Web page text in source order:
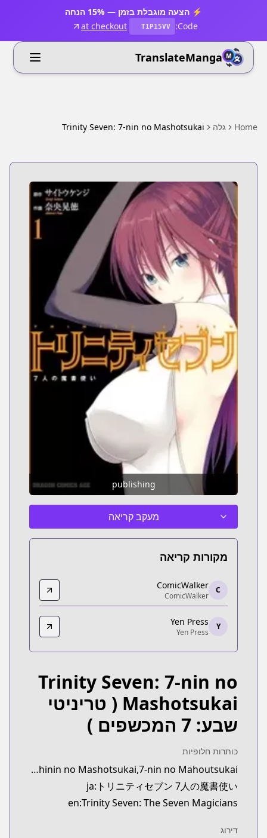
⚡ הצעה מוגבלת בזמן — 15% הנחה
Code:
T1P15VV
at checkout
TranslateManga
Home גלה Trinity Seven: 7-nin no Mashotsukai
publishing
מעקב קריאה
מקורות קריאה
ComicWalker
ComicWalker
detail/KC_003186_S?episodeType=comics
Yen Press
Yen Press
https://yenpress.com/series/trinity-seven
C
ComicWalker
ComicWalker
Y
Yen Press
Yen Press
Trinity Seven: 7-nin no
Mashotsukai ( טריניטי
שבע: 7 המכשפים )
כותרות חלופיות
synonyms:Trinity Seven: Shichinin no Mashotsukai,7-nin no Mahoutsukai
ja:トリニティセブン 7人の魔書使い
en:Trinity Seven: The Seven Magicians
דירוג